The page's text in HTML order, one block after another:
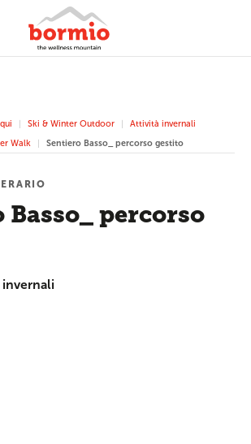
Ski & Winter Outdoor
Attività invernali
Walk
Sentiero Basso_ percorso gestito
Basso_ percorso
invernali